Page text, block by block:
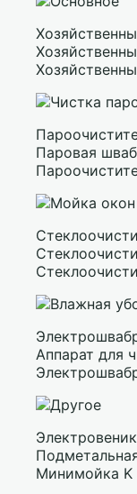
Паровая
Аппарат для
Минимойка K